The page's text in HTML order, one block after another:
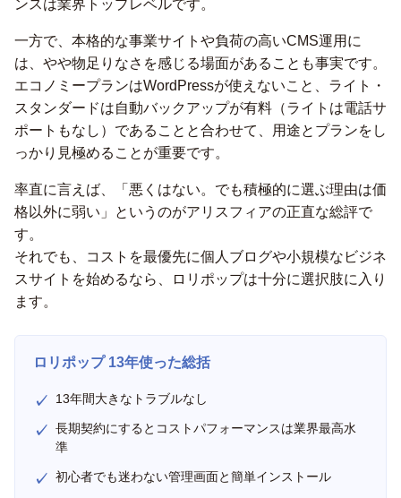
ンスは業界トップレベルです。
一方で、本格的な事業サイトや負荷の高いCMS運用に
は、やや物足りなさを感じる場面があることも事実です。
エコノミープランはWordPressが使えないこと、ライト・
スタンダードは自動バックアップが有料（ライトは電話サ
ポートもなし）であることと合わせて、用途とプランをし
っかり見極めることが重要です。
率直に言えば、「悪くはない。でも積極的に選ぶ理由は価
格以外に弱い」というのがアリスフィアの正直な総評で
す。
それでも、コストを最優先に個人ブログや小規模なビジネ
スサイトを始めるなら、ロリポップは十分に選択肢に入り
ます。
ロリポップ 13年使った総括
13年間大きなトラブルなし
長期契約にするとコストパフォーマンスは業界最高水
準
初心者でも迷わない管理画面と簡単インストール